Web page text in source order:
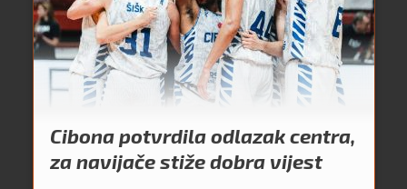
Cibona potvrdila odlazak centra,
za navijače stiže dobra vijest